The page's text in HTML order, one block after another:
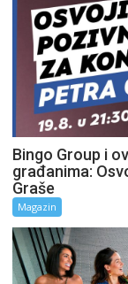
Bingo Group i
građanima:
Graše
Magazin